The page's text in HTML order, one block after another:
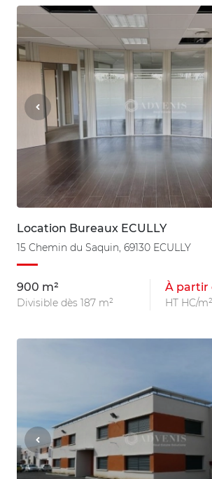
Location Bureaux ECULLY
15 Chemin du Saquin, 69130 ECULLY
900 m²
Divisible dès 187 m²
À partir
HT HC/